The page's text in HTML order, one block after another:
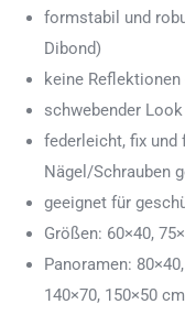
formstabil und
Dibond)
keine
schwebender
federleicht, fix und
Nägel/Schrauben
geeignet für
Größen: 60×40,
Panoramen:
140×70, 150×50 cm